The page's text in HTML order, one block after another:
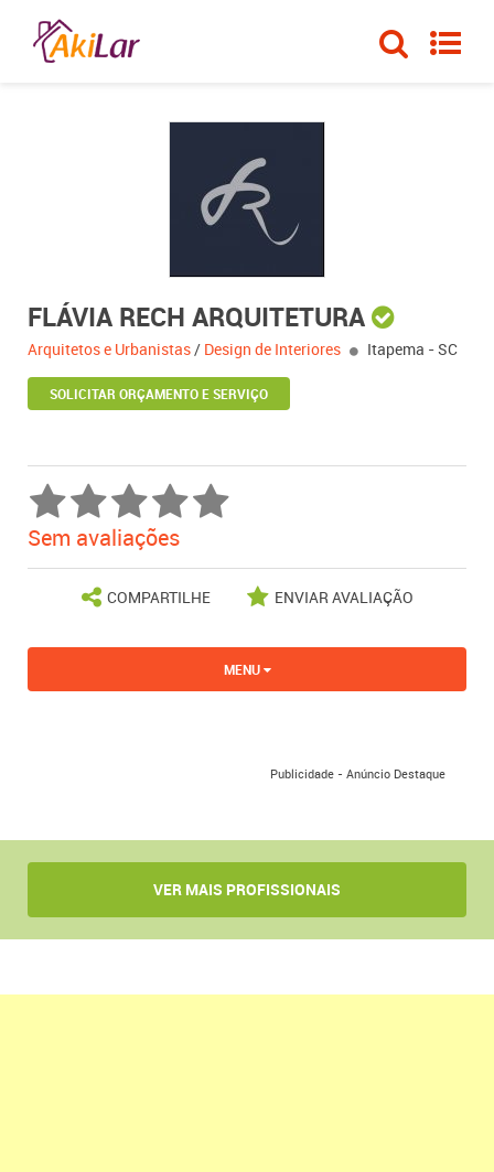
FLÁVIA RECH ARQUITETURA
Arquitetos e Urbanistas/ Design de Interiores Itapema - SC
SOLICITAR ORÇAMENTO E SERVIÇO
Sem avaliações
COMPARTILHE ENVIAR AVALIAÇÃO
MENU
Publicidade - Anúncio Destaque
VER MAIS PROFISSIONAIS